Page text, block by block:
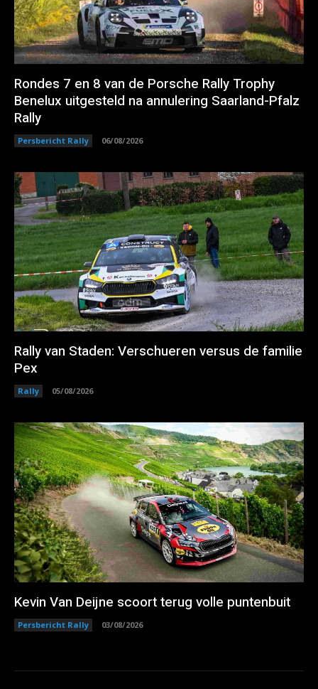
Rondes 7 en 8 van de Porsche Rally Trophy
Benelux uitgesteld na annulering Saarland-Pfalz
Rally
Persbericht Rally 06/08/2026
Rally van Staden: Verschueren versus de familie
Pex
Rally 05/08/2026
Kevin Van Deijne scoort terug volle puntenbuit
Persbericht Rally 03/08/2026